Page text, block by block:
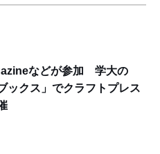
などが参加 学大の
ックス」でクラフトプレス